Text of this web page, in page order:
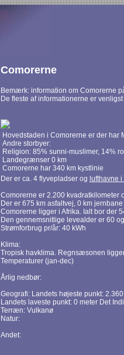
Comorerne
Bemærk: information om Comorerne
De fleste af informationerne er
Hovedstaden i Comorerne er der har
Andre storbyer:
Religion: 85% sunni-muslimer, 14%
Landegrænser 0 km
Comorerne har 340 km kystlinie
Der er ca. 4 flyvepladser og lufthavne
Comorerne er 2.200 kvadratkilometer
Der er 675 km asfaltvej, 0 km jernbane
Comorerne ligger i Afrika. Ialt bor der
Den gennemsnitlige levealder er 60
Strømforbrug pr/år: 40 kWh
Klima:
Tropisk havklima. Regnsæsonen
Temperaturer (jan-dec)
Årlig nedbør:
Geografi: Landets højeste punkt:
Landets laveste punkt: 0 meter Det
Terræn: Vulkanø
Natur:
Andet: